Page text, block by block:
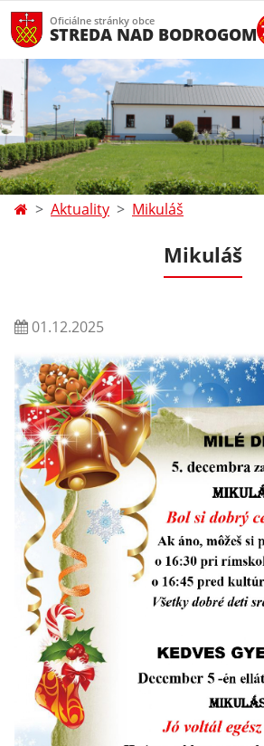
Oficiálne stránky obce
STREDA NAD BODROGOM
Aktuality Mikuláš
Mikuláš
01.12.2025